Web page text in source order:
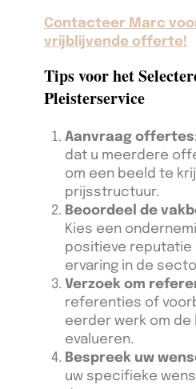
Contacteer Marc
vrijblijvende offerte!
Tips voor het
Pleisterservice
Aanvraag
dat u meerdere
om een beeld te
prijsstructuur.
Beoordeel de
Kies een
positieve reputatie
ervaring in de
Verzoek om
referenties of
eerder werk om de
evalueren.
Bespreek uw
uw specifieke